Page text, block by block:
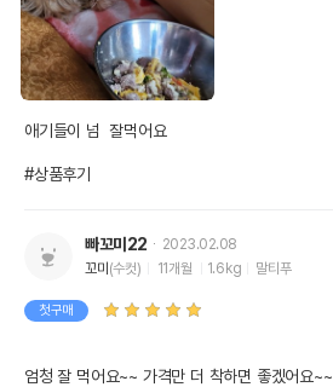
애기들이 넘  잘먹어요
#상품후기
빠꼬미22
2023.02.08
꼬미 (수컷) 11개월 1.6kg 말티푸
첫구매
엄청 잘 먹어요~~ 가격만 더 착하면 좋겠어요~~